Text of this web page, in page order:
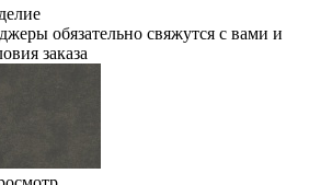
обязательно свяжутся с вами и
заказа